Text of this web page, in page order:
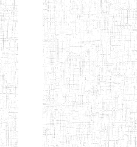
ENIEG DE
YABASSI
ENBIEG
D'EDEA
ENBIEG DE